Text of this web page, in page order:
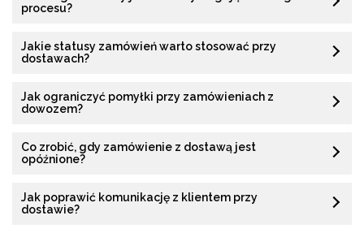
procesu?
Jakie statusy zamówień warto stosować przy
dostawach?
Jak ograniczyć pomyłki przy zamówieniach z
dowozem?
Co zrobić, gdy zamówienie z dostawą jest
opóźnione?
Jak poprawić komunikację z klientem przy
dostawie?